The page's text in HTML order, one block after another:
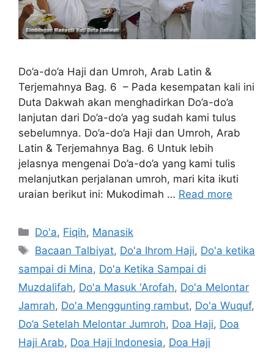
Do’a-do’a Haji dan Umroh, Arab Latin &
Terjemahnya Bag. 6 – Pada kesempatan kali ini
Duta Dakwah akan menghadirkan Do’a-do’a
lanjutan dari Do’a-do’a yag sudah kami tulus
sebelumnya. Do’a-do’a Haji dan Umroh, Arab
Latin & Terjemahnya Bag. 6 Untuk lebih
jelasnya mengenai Do’a-do’a yang kami tulis
melanjutkan perjalanan umroh, mari kita ikuti
uraian berikut ini: Mukodimah … Read more
Categories
Do'a, Fiqih, Manasik
Tags
Bacaan Talbiyat, Do'a Ihrom Haji, Do'a ketika
sampai di Mina, Do'a Ketika Sampai di
Muzdalifah, Do'a Masuk 'Arofah, Do'a Melontar
Jamrah, Do'a Menggunting rambut, Do'a Wuquf,
Do’a Setelah Melontar Jumroh, Doa Haji, Doa
Haji Arab, Doa Haji Indonesia, Doa Haji